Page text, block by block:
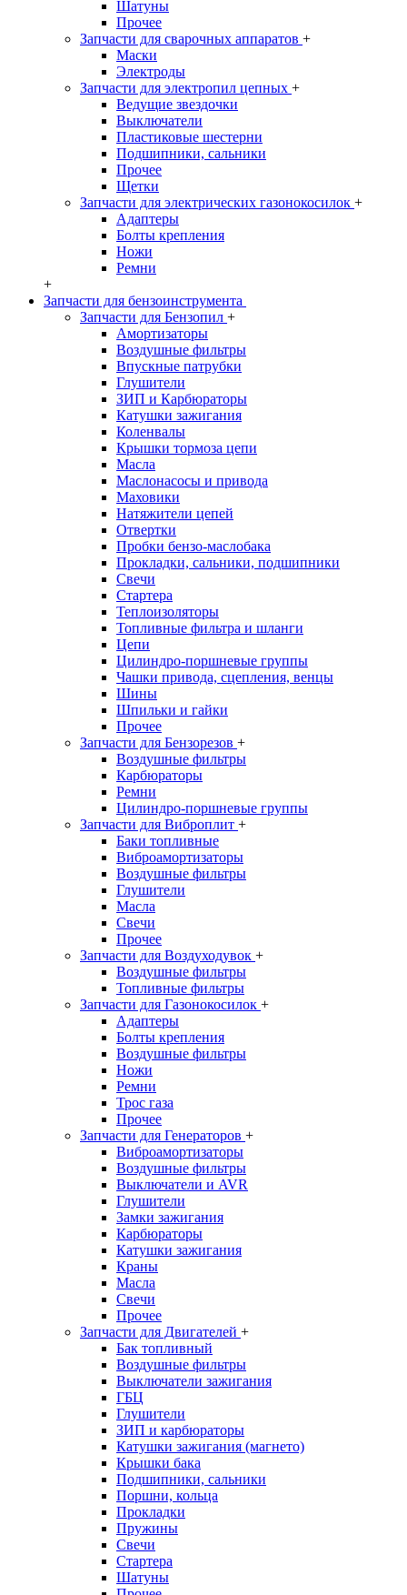
Шатуны
Прочее
Запчасти для сварочных аппаратов +
Маски
Электроды
Запчасти для электропил цепных +
Ведущие звездочки
Выключатели
Пластиковые шестерни
Подшипники, сальники
Прочее
Щетки
Запчасти для электрических газонокосилок +
Адаптеры
Болты крепления
Ножи
Ремни
+
Запчасти для бензоинструмента
Запчасти для Бензопил +
Амортизаторы
Воздушные фильтры
Впускные патрубки
Глушители
ЗИП и Карбюраторы
Катушки зажигания
Коленвалы
Крышки тормоза цепи
Масла
Маслонасосы и привода
Маховики
Натяжители цепей
Отвертки
Пробки бензо-маслобака
Прокладки, сальники, подшипники
Свечи
Стартера
Теплоизоляторы
Топливные фильтра и шланги
Цепи
Цилиндро-поршневые группы
Чашки привода, сцепления, венцы
Шины
Шпильки и гайки
Прочее
Запчасти для Бензорезов +
Воздушные фильтры
Карбюраторы
Ремни
Цилиндро-поршневые группы
Запчасти для Виброплит +
Баки топливные
Виброамортизаторы
Воздушные фильтры
Глушители
Масла
Свечи
Прочее
Запчасти для Воздуходувок +
Воздушные фильтры
Топливные фильтры
Запчасти для Газонокосилок +
Адаптеры
Болты крепления
Воздушные фильтры
Ножи
Ремни
Трос газа
Прочее
Запчасти для Генераторов +
Виброамортизаторы
Воздушные фильтры
Выключатели и AVR
Глушители
Замки зажигания
Карбюраторы
Катушки зажигания
Краны
Масла
Свечи
Прочее
Запчасти для Двигателей +
Бак топливный
Воздушные фильтры
Выключатели зажигания
ГБЦ
Глушители
ЗИП и карбюраторы
Катушки зажигания (магнето)
Крышки бака
Подшипники, сальники
Поршни, кольца
Прокладки
Пружины
Свечи
Стартера
Шатуны